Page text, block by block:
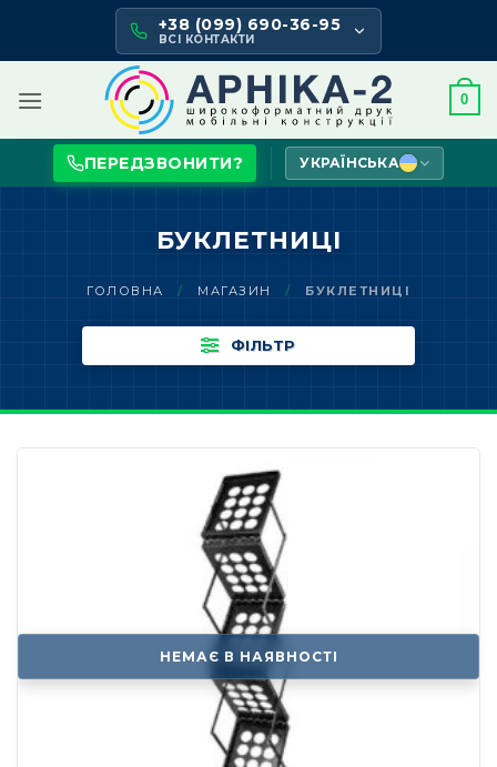
content
+38 (099) 690-36-95
ВСІ КОНТАКТИ
0
ПЕРЕДЗВОНИТИ? УКРАЇНСЬКА
БУКЛЕТНИЦІ
ГОЛОВНА / МАГАЗИН / БУКЛЕТНИЦІ
ФІЛЬТР
НЕМАЄ В НАЯВНОСТІ